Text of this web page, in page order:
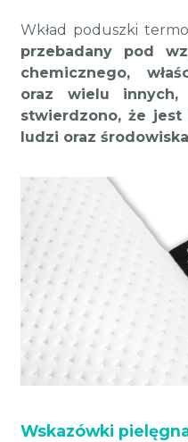
Wkład poduszki
przebadany pod
chemicznego,
oraz wielu
stwierdzono, że
ludzi oraz środowiska
Wskazówki